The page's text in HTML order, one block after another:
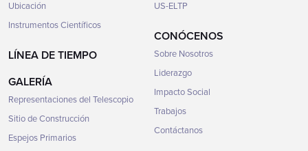
Ubicación
Instrumentos Científicos
LÍNEA DE TIEMPO
GALERÍA
Representaciones del Telescopio
Sitio de Construcción
Espejos Primarios
US-ELTP
CONÓCENOS
Sobre Nosotros
Liderazgo
Impacto Social
Trabajos
Contáctanos